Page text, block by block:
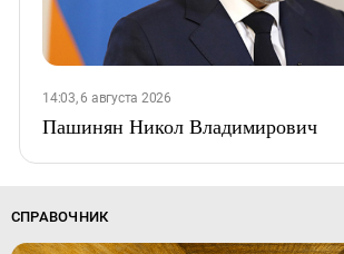
14:03, 6 августа 2026
Пашинян Никол Владимирович
СПРАВОЧНИК